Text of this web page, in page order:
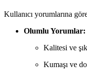
Kullanıcı yorumlarına
Olumlu Yorumlar:
Kalitesi ve
Kumaşı ve